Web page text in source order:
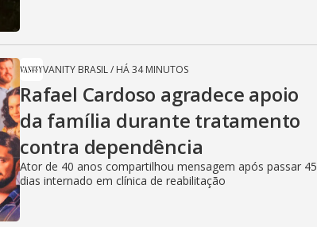
VANITY BRASIL/ HÁ 34 MINUTOS
Rafael Cardoso agradece apoio
da família durante tratamento
contra dependência
Ator de 40 anos compartilhou mensagem após passar 45
dias internado em clínica de reabilitação